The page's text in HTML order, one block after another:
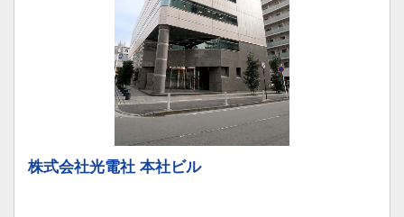
株式会社光電社 本社ビル